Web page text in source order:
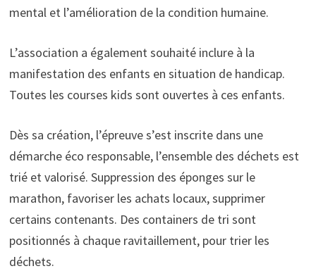
mental et l’amélioration de la condition humaine.
L’association a également souhaité inclure à la
manifestation des enfants en situation de handicap.
Toutes les courses kids sont ouvertes à ces enfants.
Dès sa création, l’épreuve s’est inscrite dans une
démarche éco responsable, l’ensemble des déchets est
trié et valorisé. Suppression des éponges sur le
marathon, favoriser les achats locaux, supprimer
certains contenants. Des containers de tri sont
positionnés à chaque ravitaillement, pour trier les
déchets.